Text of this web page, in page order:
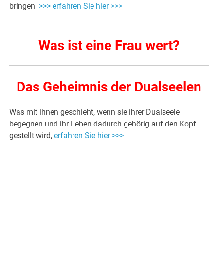
bringen. >>> erfahren Sie hier >>>
Was ist eine Frau wert?
Das Geheimnis der Dualseelen
Was mit ihnen geschieht, wenn sie ihrer Dualseele
begegnen und ihr Leben dadurch gehörig auf den Kopf
gestellt wird,erfahren Sie hier >>>